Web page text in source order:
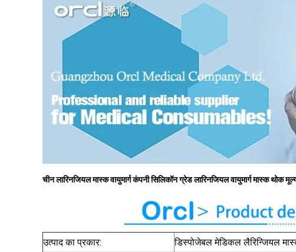
चीन लारिनजियल मास्क वायुमार्ग कंपनी सिलिकॉन ग्रेड लारिनजियल वायुमार्ग मास्क थोक
उत्पाद का प्रकार:
डिस्पोजेबल मेडिकल लैरिन्जियल